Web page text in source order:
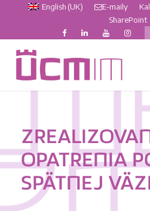
English (UK) E-maily
SharePoint
OPATRENIA
SPÄTNEJ